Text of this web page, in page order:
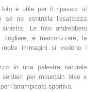
è utile per il ripasso: si
ne controlla l'esattezza
Le foto andrebbero
e memorizzare, le
immagini si vedono i
in una palestra naturale
per mountain bike e
l'arrampicata sportiva.